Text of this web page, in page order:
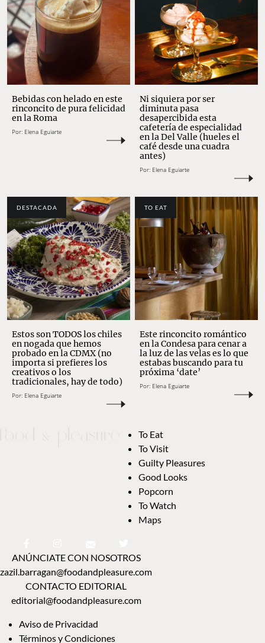
Bebidas con helado en este
rinconcito de pura felicidad
en la Roma
Por: Elena Eguiarte
Ni siquiera por ser
diminuta pasa
desapercibida esta
cafetería de especialidad
en la Del Valle (hueles el
café desde una cuadra
antes)
Por: Elena Eguiarte
DESTACADA
Estos son TODOS los chiles
en nogada que hemos
probado en la CDMX (no
importa si prefieres los
creativos o los
tradicionales, hay de todo)
Por: Elena Eguiarte
TO EAT
Este rinconcito romántico
en la Condesa para cenar a
la luz de las velas es lo que
estabas buscando para tu
próxima ‘date’
Por: Elena Eguiarte
To Eat
To Visit
Guilty Pleasures
Good Looks
Popcorn
To Watch
Maps
ANÚNCIATE CON NOSOTROS
zazil.barragan@foodandpleasure.com
CONTACTO EDITORIAL
editorial@foodandpleasure.com
Aviso de Privacidad
Términos y Condiciones